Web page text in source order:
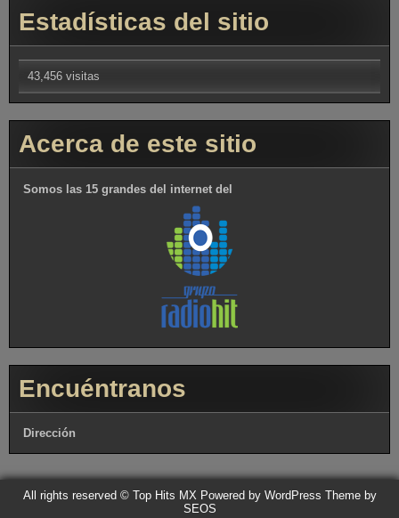
Estadísticas del sitio
43,456 visitas
Acerca de este sitio
Somos las 15 grandes del internet del
Encuéntranos
Dirección
All rights reserved © Top Hits MX Powered by WordPress Theme by
SEOS